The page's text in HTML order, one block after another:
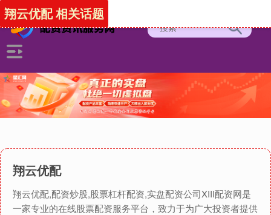
翔云优配
翔云优配,配资炒股,股票杠杆配资,实盘配资公司XIII‌配资网是
一家专业的在线股票配资服务平台，致力于为广大投资者提供
翔云优配 相关话题